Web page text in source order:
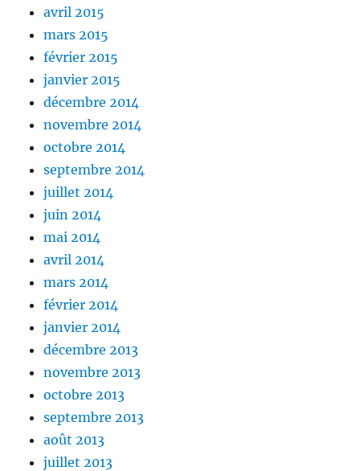
avril 2015
mars 2015
février 2015
janvier 2015
décembre 2014
novembre 2014
octobre 2014
septembre 2014
juillet 2014
juin 2014
mai 2014
avril 2014
mars 2014
février 2014
janvier 2014
décembre 2013
novembre 2013
octobre 2013
septembre 2013
août 2013
juillet 2013